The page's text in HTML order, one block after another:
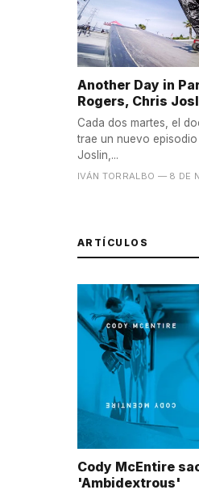
Another Day in
Rogers, Chris
Cada dos martes, el
trae un nuevo
Joslin,...
IVÁN TORRALBO — 8 DE
ARTÍCULOS
Cody McEntire
'Ambidextrous'